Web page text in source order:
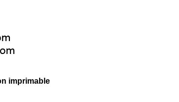
imprimable